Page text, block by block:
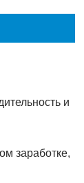
и
заработке,